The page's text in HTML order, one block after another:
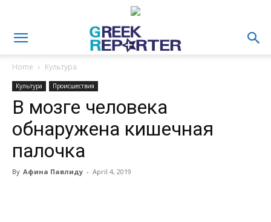
Home Культура
Культура Происшествия
В мозге человека
обнаружена кишечная
палочка
By Афина Павлиду - April 4, 2019